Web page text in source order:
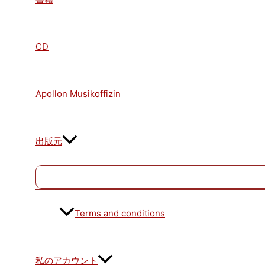
CD
Apollon Musikoffizin
出版元
Terms and conditions
私のアカウント